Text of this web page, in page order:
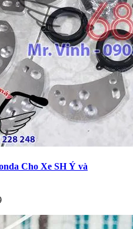
Cho Xe SH Ý và